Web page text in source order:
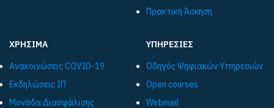
Πρακτική Άσκηση
ΧΡΗΣΙΜΑ
Ανακοινώσεις COVID-19
Εκδηλώσεις ΙΠ
Μονάδα Διασφάλισης
ΥΠΗΡΕΣΙΕΣ
Οδηγός Ψηφιακών Υπηρεσιών
Open courses
Webmail